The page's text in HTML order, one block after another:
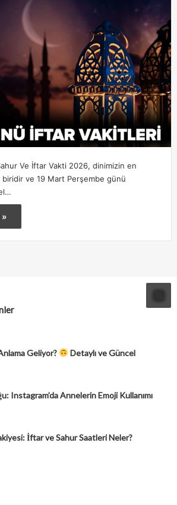
Ve İftar Vakti 2026, dinimizin en
ve 19 Mart Perşembe günü
»
Geliyor?
Detaylı ve Güncel
Instagram’da Annelerin Emoji Kullanımı
İftar ve Sahur Saatleri Neler?